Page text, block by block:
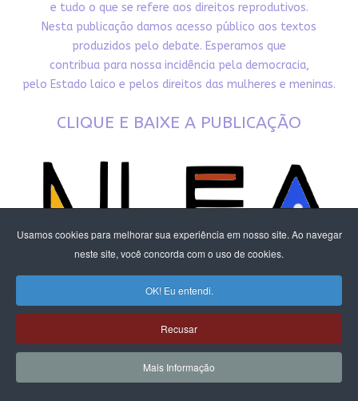
Usamos cookies para melhorar sua experiência em nosso site. Ao navegar
neste site, você concorda com o uso de cookies.
OK! Eu entendi.
Recusar
Mais Informação
e tudo o que se refere aos direitos reprodutivos.
Nesta publicação damos acesso público aos textos
produzidos pelo debate. Esperamos que
contribua para nossa incidência pela democracia,
pelo Estado laico e pelos direitos das mulheres e meninas.
CLIQUE E BAIXE A PUBLICAÇÃO